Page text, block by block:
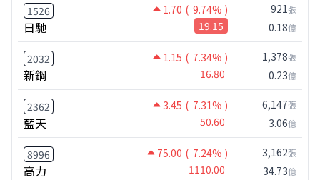
1526 1.70 ( 9.74% )
日馳 19.15
921張
0.18億
2032 1.15 ( 7.34% )
新鋼 16.80
1,378張
0.23億
2362 3.45 ( 7.31% )
藍天 50.60
6,147張
3.06億
8996 75.00 ( 7.24% )
高力 1110.00
3,162張
34.73億